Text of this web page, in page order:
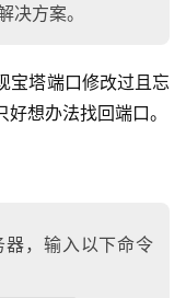
决方案。
宝塔端口修改过且忘
想办法找回端口。
，输入以下命令